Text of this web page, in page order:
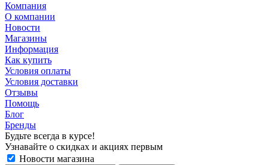
Компания
О компании
Новости
Магазины
Информация
Как купить
Условия оплаты
Условия доставки
Отзывы
Помощь
Блог
Бренды
Будьте всегда в курсе!
Узнавайте о скидках и акциях первым
Новости магазина